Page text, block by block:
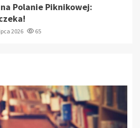
Polanie Piknikowej:
2026 65